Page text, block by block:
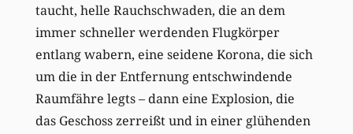
taucht, helle Rauchschwaden, die an dem
immer schneller werdenden Flugkörper
entlang wabern, eine seidene Korona, die sich
um die in der Entfernung entschwindende
Raumfähre legts – dann eine Explosion, die
das Geschoss zerreißt und in einer glühenden